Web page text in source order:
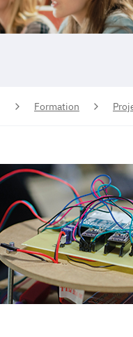
Formation